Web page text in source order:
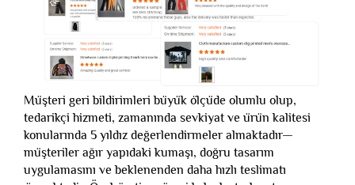
Müşteri geri bildirimleri büyük ölçüde olumlu olup,
tedarikçi hizmeti, zamanında sevkiyat ve ürün kalitesi
konularında 5 yıldız değerlendirmeler almaktadır—
müşteriler ağır yapıdaki kumaşı, doğru tasarım
uygulamasını ve beklenenden daha hızlı teslimatı